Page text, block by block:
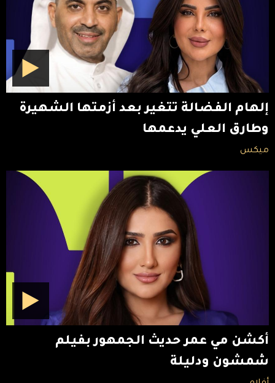
إلهام الفضالة تتغير بعد أزمتها الشهيرة
وطارق العلي يدعمها
ميكس
أكشن مي عمر حديث الجمهور بفيلم
شمشون ودليلة